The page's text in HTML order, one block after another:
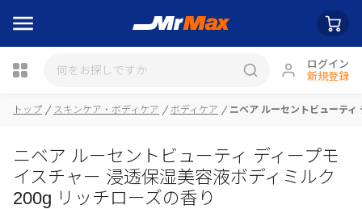
ログイン
新規登録
瓶詰
トップ スキンケア・ボディケア ボディケア ニベア ルーセントビューテ
ニベア ルーセントビューティ ディープモ
イスチャー 浸透保湿美容液ボディミルク
200g リッチローズの香り